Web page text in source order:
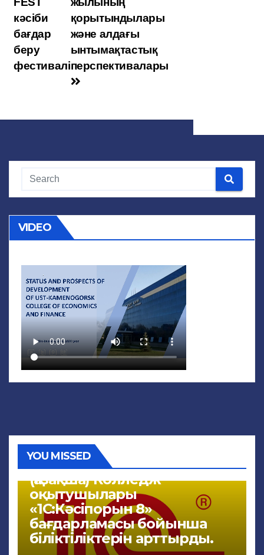
ki
p
қорытындылары
және алдағы
ынтымақтастық
перспективалары
кәсіби
бағдар
беру
фестивалі
VIDEO
YOU MISSED
(Қазақша) Колледж
оқытушылары
«1С:Кәсіпорын 8»
бағдарламасы бойынша
біліктіліктерін арттырды.